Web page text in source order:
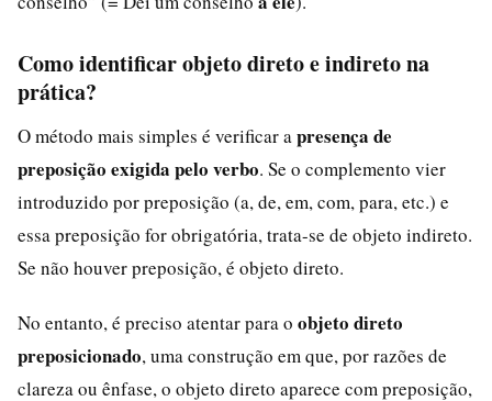
Como identificar objeto direto e indireto na
prática?
O método mais simples é verificar a presença de
preposição exigida pelo verbo. Se o complemento vier
introduzido por preposição (a, de, em, com, para, etc.) e
essa preposição for obrigatória, trata-se de objeto indireto.
Se não houver preposição, é objeto direto.
No entanto, é preciso atentar para o objeto direto
preposicionado, uma construção em que, por razões de
clareza ou ênfase, o objeto direto aparece com preposição,